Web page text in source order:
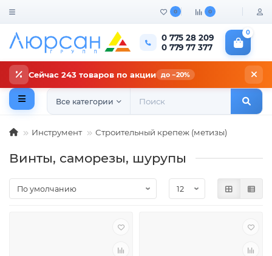
0 0
0 775 28 209
0 779 77 377
0
Сейчас 243 товаров по акции до −20%
Все категории
Инструмент Строительный крепеж (метизы)
Винты, саморезы, шурупы